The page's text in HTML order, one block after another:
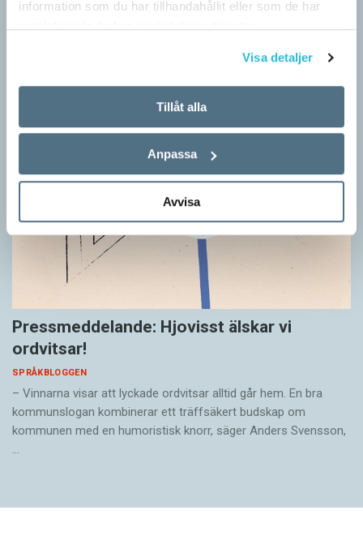
information som du har tillhandahållit eller som de har
Visa detaljer
Tillåt alla
Anpassa
Avvisa
Pressmeddelande: Hjovisst älskar vi
ordvitsar!
SPRÅKBLOGGEN
– Vinnarna visar att lyckade ordvitsar alltid går hem. En bra
kommunslogan kombinerar ett träffsäkert budskap om
kommunen med en humoristisk knorr, säger Anders Svensson,
…